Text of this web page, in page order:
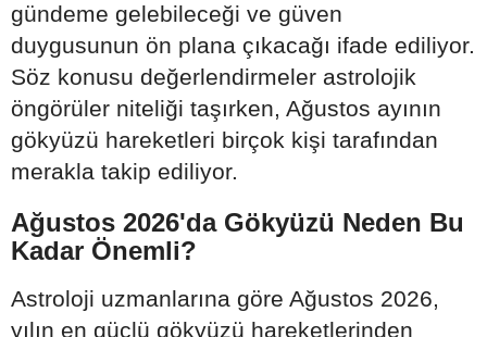
gündeme gelebileceği ve güven
duygusunun ön plana çıkacağı ifade ediliyor.
Söz konusu değerlendirmeler astrolojik
öngörüler niteliği taşırken, Ağustos ayının
gökyüzü hareketleri birçok kişi tarafından
merakla takip ediliyor.
Ağustos 2026'da Gökyüzü Neden Bu
Kadar Önemli?
Astroloji uzmanlarına göre Ağustos 2026,
yılın en güçlü gökyüzü hareketlerinden